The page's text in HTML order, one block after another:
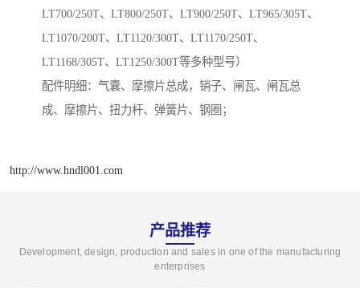
LT700/250T、LT800/250T、LT900/250T、LT965/305T、
LT1070/200T、LT1120/300T、LT1170/250T、
LT1168/305T、LT1250/300T等多种型号）
配件明细：气囊、摩擦片总成，销子、闸瓦、闸瓦总
成、摩擦片、扭力杆、弹簧片、钢圈；
http://www.hndl001.com
产品推荐
Development, design, production and sales in one of the manufacturing
enterprises